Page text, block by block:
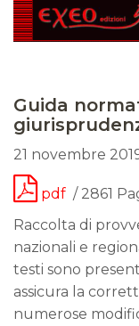
Guida
21 novembre
pdf / 2861
Raccolta di
nazionali e
testi sono
assicura la
numerose